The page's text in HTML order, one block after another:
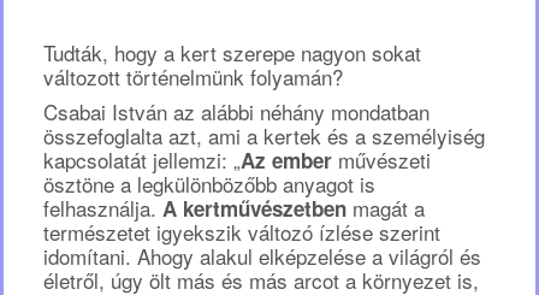
Tudták, hogy a kert szerepe nagyon sokat
változott történelmünk folyamán?
Csabai István az alábbi néhány mondatban
összefoglalta azt, ami a kertek és a személyiség
kapcsolatát jellemzi: „Az ember művészeti
ösztöne a legkülönbözőbb anyagot is
felhasználja. A kertművészetben magát a
természetet igyekszik változó ízlése szerint
idomítani. Ahogy alakul elképzelése a világról és
életről, úgy ölt más és más arcot a környezet is,